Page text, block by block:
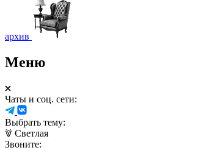
архив
Меню
Чаты и соц. сети:
Выбрать тему:
Светлая
Звоните: